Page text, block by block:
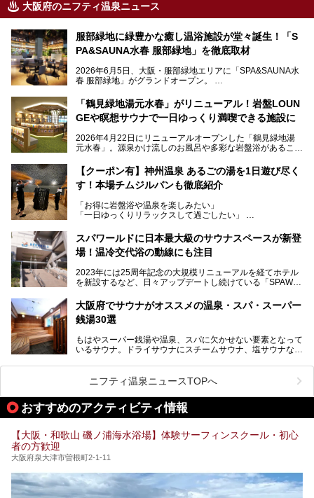
大阪府のニフティ温泉ニュース
服部緑地に緑豊かな癒し温浴施設が堂々誕生！「S
PA&SAUNA水春 服部緑地」を徹底取材
2026年6月5日、大阪・服部緑地エリアに「SPA&SAUNA水
春 服部緑地」がグランドオープン。
当初の計画から約5年の時を経て誕生した本施設は、温泉・
サウナ・岩盤浴・フィットネス・ラウンジ・レストランなど
を融合した、これまでの“水春”のイメージをさらに進化させ
今回はオープン前の内覧会に参加し、館内のこだわりポイン
サウナー注目の3種のサウナや160cmの深水風呂、没入感の
高い岩盤浴エリア、日本最大の台数を誇る最新AIフィットネ
スマシンなど、見どころ満載の館内を詳しくご紹介します。
「鶴見緑地湯元水春」がリニューアル！岩盤LOUN
GEや瞑想サウナで一日ゆっくり満喫できる施設に
2026年4月22日にリニューアルオープンした「鶴見緑地湯
元水春」。源泉かけ流しのお風呂や多彩な岩盤浴があること
に“一日中くつろげる場所”としてパワーアップしています。
今回のリニューアルでは、新たに登場した瞑想サウナをはじ
見どころが盛りだくさん。日常の疲れを癒やしたい方はもち
ろん、休日にゆったり過ごしたい方にもぴったりの内容とな
本記事では、そんなリニューアル後の注目ポイントを詳しく
紹介します。これから「鶴見緑地湯元水春」に訪れる方や、
い。
【クーポン有】神州温泉 あるごの湯を1日遊び尽く
す！本場チムジルバンも徹底紹介
「お得に岩盤浴や温泉を楽しみたい」
「一日ゆっくりリラックスして過ごしたい」
利用できる「神州温泉 あるごの湯」です。
あるごの湯は、大阪府豊中市にある日帰り温浴施設で、阪急
チムジルバン（岩盤浴）を中心に、発汗・リラックス・漫画
タイムまで満喫できる長時間滞在型の施設なので、一日中ゆ
る迫力ある熱波パフォーマンスも毎日行われており、“とと
のう”体験をしっかり楽しめるのもポイントです。
ケやボウリングといった遊び場もあり、友人同士やカップル
で“遊び+癒し”の一日を過ごすのにもぴったり。
処にいたるまで魅力をたっぷり堪能してきたので、その全容
スパワールドに日本最大級のサウナスペースが新登
場！温冷交代浴の動線にも注目
2023年には25周年記念の大規模リニューアルを経てホテル
を新設するなど、日々アップデートし続けている「SPAWO
そんなスパワールドが2025年11月15日（土）に、新たな浴
室や日本最大級140人収容の大規模サウナを携えてリニュー
アルオープン！浴室である4F・6Fそれぞれにリニューアル
大規模リニューアルの全容を確認すべく、リニューアルプレ
オープンイベントに行ってきました！今回はそのリニューア
大阪府でサウナがオススメの温泉・スパ・スーパー
銭湯30選
もはやスーパー銭湯や温泉、スパに欠かせない要素となって
いるサウナ。ドライサウナにスチームサウナ、塩サウナな
ペース、ロウリュウなど、心ゆくまで楽しむためのサービス
が充実した施設も多くみられます。
今回はそんなサウナにこだわった、大阪府内のオススメ温
泉・銭湯・スパを30件紹介したいと思います！
ニフティ温泉ニュースTOPへ
おすすめのアクティビティ情報
【大阪・和歌山 磯ノ浦海水浴場】体験サーフィンスクール・初心
者の方歓迎
大阪府泉大津市曽根町2-1-11